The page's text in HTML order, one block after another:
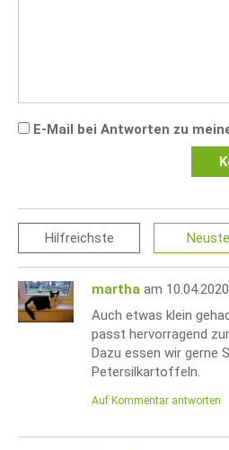
E-Mail bei Antworten zu
Hilfreichste Neuste
martha am
Auch etwas klein
passt hervorragend
Dazu essen wir gerne
Petersilkartoffeln.
Auf Kommentar antworten